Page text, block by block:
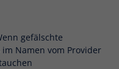
gefälschte
Namen vom Provider